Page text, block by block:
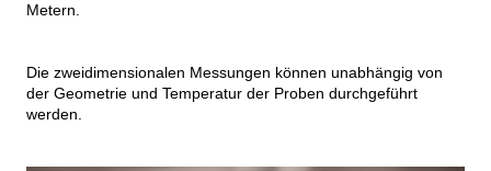
Metern.
Die zweidimensionalen Messungen können unabhängig von
der Geometrie und Temperatur der Proben durchgeführt
werden.